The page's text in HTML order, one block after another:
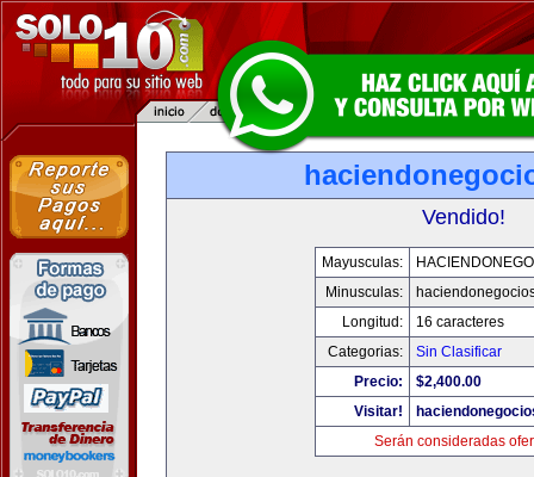
Vendido!
Mayusculas:
Minusculas:
Longitud:
16 caracteres
Categorias:
Sin Clasificar
Precio:
$2,400.00
Visitar!
Serán consideradas